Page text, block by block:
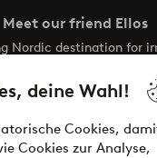
deine Wahl!
Cookies,
Cookies zur Analyse,
Meet our friend Ellos
Nordic destination for
curated to make finding
effortless. It’s all here.
Visit Ellos